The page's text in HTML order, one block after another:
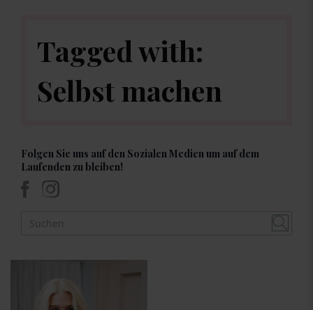
Tagged with:
Selbst machen
Folgen Sie uns auf den Sozialen Medien um auf dem
Laufenden zu bleiben!